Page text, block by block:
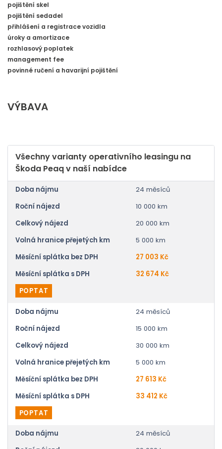
pojištění skel
pojištění sedadel
přihlášení a registrace vozidla
úroky a amortizace
rozhlasový poplatek
management fee
povinné ručení a havarijní pojištění
VÝBAVA
Všechny varianty operativního leasingu na
Škoda Peaq v naší nabídce
Doba nájmu
24 měsíců
Roční nájezd
10 000 km
Celkový nájezd
20 000 km
Volná hranice přejetých km
5 000 km
Měsíční splátka bez DPH
27 003 Kč
Měsíční splátka s DPH
32 674 Kč
POPTAT
Doba nájmu
24 měsíců
Roční nájezd
15 000 km
Celkový nájezd
30 000 km
Volná hranice přejetých km
5 000 km
Měsíční splátka bez DPH
27 613 Kč
Měsíční splátka s DPH
33 412 Kč
POPTAT
Doba nájmu
24 měsíců